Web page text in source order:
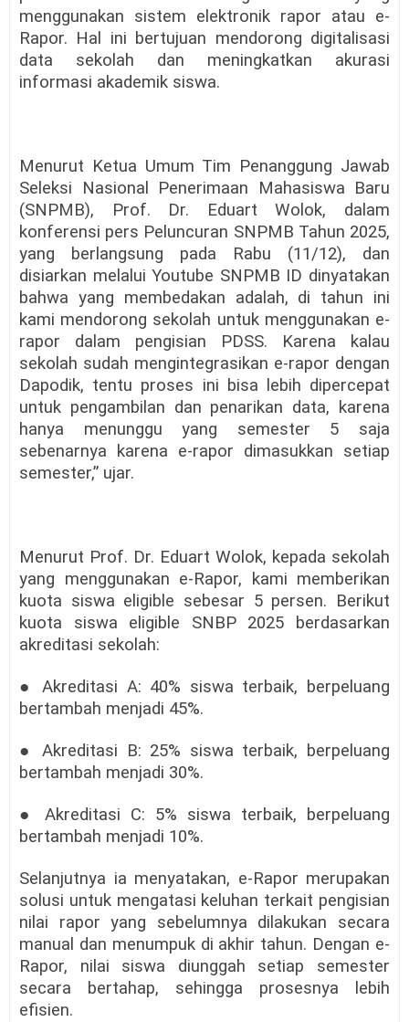
menggunakan sistem elektronik rapor atau e-
Rapor. Hal ini bertujuan mendorong digitalisasi
data sekolah dan meningkatkan akurasi
informasi akademik siswa.
Menurut Ketua Umum Tim Penanggung Jawab
Seleksi Nasional Penerimaan Mahasiswa Baru
(SNPMB), Prof. Dr. Eduart Wolok, dalam
konferensi pers Peluncuran SNPMB Tahun 2025,
yang berlangsung pada Rabu (11/12), dan
disiarkan melalui Youtube SNPMB ID dinyatakan
bahwa yang membedakan adalah, di tahun ini
kami mendorong sekolah untuk menggunakan e-
rapor dalam pengisian PDSS. Karena kalau
sekolah sudah mengintegrasikan e-rapor dengan
Dapodik, tentu proses ini bisa lebih dipercepat
untuk pengambilan dan penarikan data, karena
hanya menunggu yang semester 5 saja
sebenarnya karena e-rapor dimasukkan setiap
semester,” ujar.
Menurut Prof. Dr. Eduart Wolok, kepada sekolah
yang menggunakan e-Rapor, kami memberikan
kuota siswa eligible sebesar 5 persen. Berikut
kuota siswa eligible SNBP 2025 berdasarkan
akreditasi sekolah:
● Akreditasi A: 40% siswa terbaik, berpeluang
bertambah menjadi 45%.
● Akreditasi B: 25% siswa terbaik, berpeluang
bertambah menjadi 30%.
● Akreditasi C: 5% siswa terbaik, berpeluang
bertambah menjadi 10%.
Selanjutnya ia menyatakan, e-Rapor merupakan
solusi untuk mengatasi keluhan terkait pengisian
nilai rapor yang sebelumnya dilakukan secara
manual dan menumpuk di akhir tahun. Dengan e-
Rapor, nilai siswa diunggah setiap semester
secara bertahap, sehingga prosesnya lebih
efisien.